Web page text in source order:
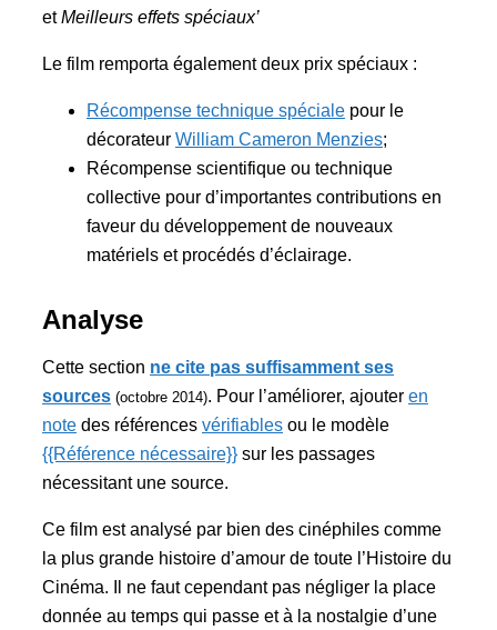
etMeilleurs effets spéciaux’
Le film remporta également deux prix spéciaux :
Récompense technique spéciale pour le
décorateur William Cameron Menzies;
Récompense scientifique ou technique
collective pour d’importantes contributions en
faveur du développement de nouveaux
matériels et procédés d’éclairage.
Analyse
Cette section ne cite pas suffisamment ses
sources (octobre 2014). Pour l’améliorer, ajouter en
note des références vérifiables ou le modèle
{{Référence nécessaire}} sur les passages
nécessitant une source.
Ce film est analysé par bien des cinéphiles comme
la plus grande histoire d’amour de toute l’Histoire du
Cinéma. Il ne faut cependant pas négliger la place
donnée au temps qui passe et à la nostalgie d’une